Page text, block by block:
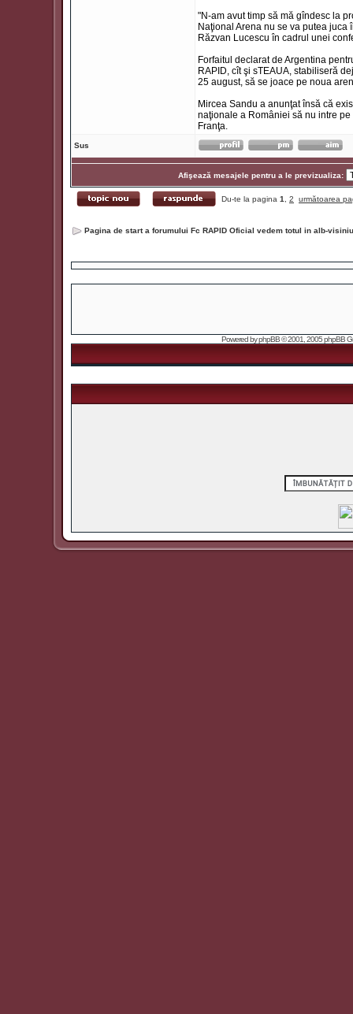
"N-am avut timp să mă gîndesc la
Naţional Arena nu se va putea
Răzvan Lucescu în cadrul unei
Forfaitul declarat de Argentina
RAPID, cît şi sTEAUA, stabiliseră
25 august, să se joace pe noua
Mircea Sandu a anunţat însă că
naţionale a României să nu intre
Franţa.
Sus
Afişează mesajele pentru a le previzualiza:
Du-te la pagina 1 2 următoarea
Pagina de start a forumului Fc RAPID Oficial vedem totul in alb-
Powered byphpBB© 2001, 2005 phpBB